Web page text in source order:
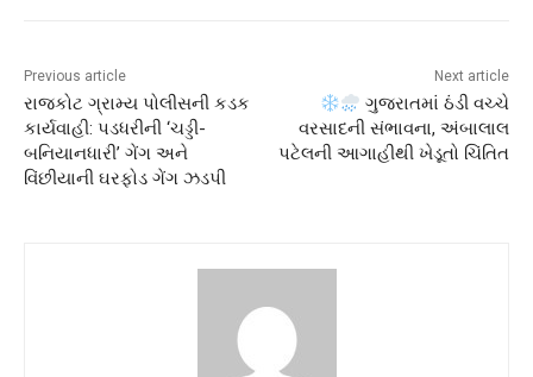
Previous article
રાજકોટ ગ્રામ્ય પોલીસની કડક
કાર્યવાહી: પડધરીની ‘ચડ્ડી-
બનિયાનધારી’ ગેંગ અને
વિંછીયાની ઘરફોડ ગેંગ ઝડપી
Next article
ગુજરાતમાં ઠંડી વચ્ચે
વરસાદની સંભાવના, અંબાલાલ
પટેલની આગાહીથી ખેડૂતો ચિંતિત